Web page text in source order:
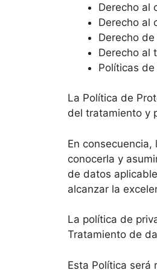
Derecho al
Derecho al
Derecho
Derecho al
Políticas
La Política de
del tratamiento y
En
conocerla y
de datos
alcanzar la
La política de
Tratamiento de
Esta Política será